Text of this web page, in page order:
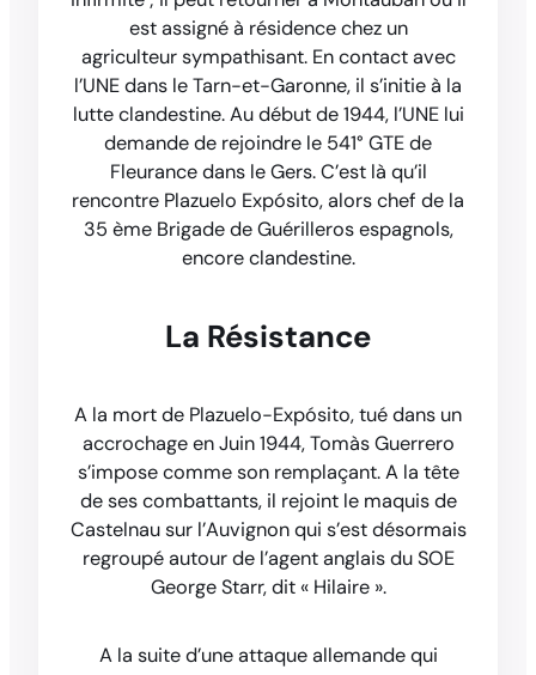
est assigné à résidence chez un
agriculteur sympathisant. En contact avec
l’UNE dans le Tarn-et-Garonne, il s’initie à la
lutte clandestine. Au début de 1944, l’UNE lui
demande de rejoindre le 541° GTE de
Fleurance dans le Gers. C’est là qu’il
rencontre Plazuelo Expósito, alors chef de la
35 ème Brigade de Guérilleros espagnols,
encore clandestine.
La Résistance
A la mort de Plazuelo-Expósito, tué dans un
accrochage en Juin 1944, Tomàs Guerrero
s’impose comme son remplaçant. A la tête
de ses combattants, il rejoint le maquis de
Castelnau sur l’Auvignon qui s’est désormais
regroupé autour de l’agent anglais du SOE
George Starr, dit « Hilaire ».
A la suite d’une attaque allemande qui